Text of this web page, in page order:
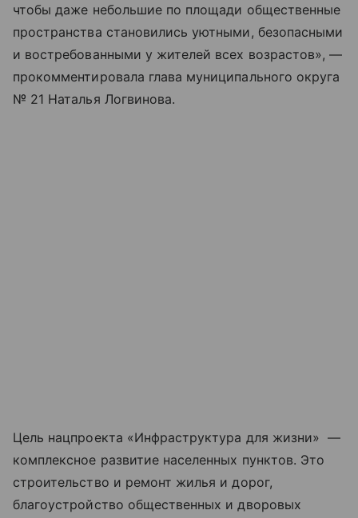
чтобы даже небольшие по площади общественные
пространства становились уютными, безопасными
и востребованными у жителей всех возрастов», —
прокомментировала глава муниципального округа
№ 21 Наталья Логвинова.
Цель нацпроекта «Инфраструктура для жизни» —
комплексное развитие населенных пунктов. Это
строительство и ремонт жилья и дорог,
благоустройство общественных и дворовых